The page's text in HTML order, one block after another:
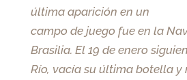
última aparición en un
campo de juego fue en la
Brasilia. El 19 de enero
Río, vacía su última botella y